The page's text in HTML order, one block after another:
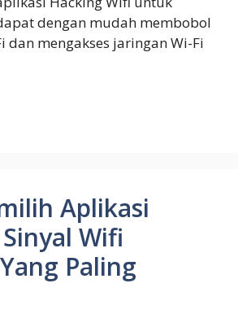
dengan mudah membobol
dan mengakses jaringan Wi-Fi
Aplikasi
Wifi
Paling